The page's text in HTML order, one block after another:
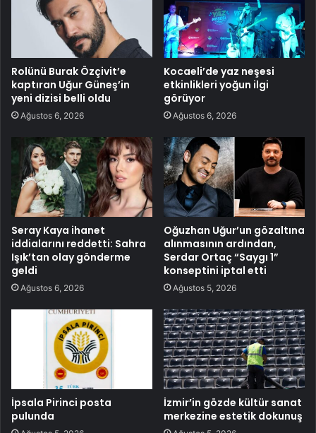
Rolünü Burak Özçivit’e
kaptıran Uğur Güneş’in
yeni dizisi belli oldu
Ağustos 6, 2026
Kocaeli’de yaz neşesi
etkinlikleri yoğun ilgi
görüyor
Ağustos 6, 2026
Seray Kaya ihanet
iddialarını reddetti: Sahra
Işık’tan olay gönderme
geldi
Ağustos 6, 2026
Oğuzhan Uğur’un gözaltına
alınmasının ardından,
Serdar Ortaç “Saygı 1”
konseptini iptal etti
Ağustos 5, 2026
İpsala Pirinci posta
pulunda
İzmir’in gözde kültür sanat
merkezine estetik dokunuş